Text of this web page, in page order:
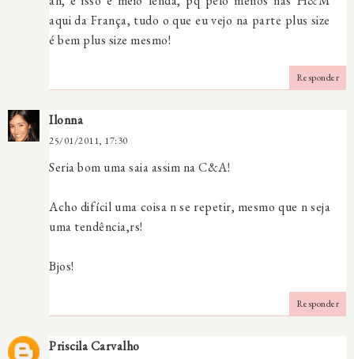
aqui da França, tudo o que eu vejo na parte plus size
é bem plus size mesmo!
Responder
Ilonna
25/01/2011, 17:30
Seria bom uma saia assim na C&A!
Acho difícil uma coisa n se repetir, mesmo que n seja
uma tendência,rs!
Bjos!
Responder
Priscila Carvalho